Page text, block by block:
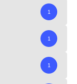
1
1
1